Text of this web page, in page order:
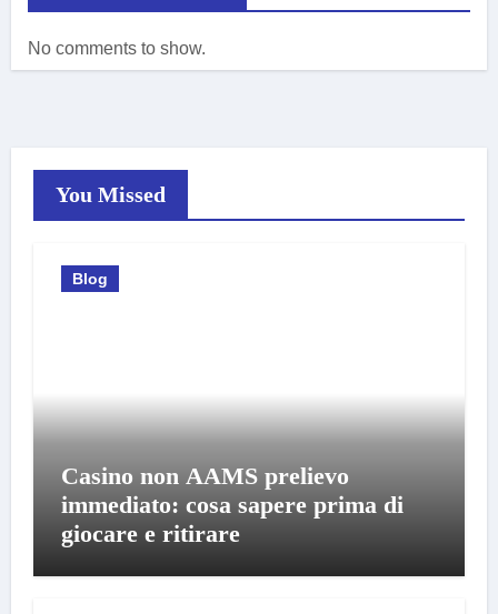
No comments to show.
You Missed
Blog
Casino non AAMS prelievo
immediato: cosa sapere prima di
giocare e ritirare